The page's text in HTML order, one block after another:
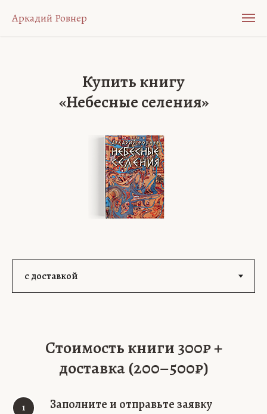
Аркадий Ровнер
Купить книгу
«Небесные селения»
Стоимость книги 300₽ +
доставка (200–500₽)
1 Заполните и отправьте заявку